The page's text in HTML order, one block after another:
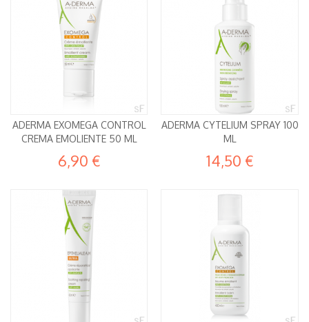
ADERMA EXOMEGA CONTROL
CREMA EMOLIENTE 50 ML
6,90 €
ADERMA CYTELIUM SPRAY 100
ML
14,50 €